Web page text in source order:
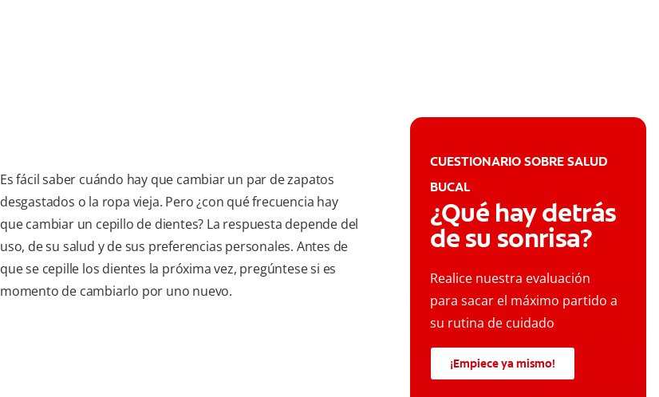
Es fácil saber cuándo hay que cambiar un par de zapatos
desgastados o la ropa vieja. Pero ¿con qué frecuencia hay
que cambiar un cepillo de dientes? La respuesta depende del
uso, de su salud y de sus preferencias personales. Antes de
que se cepille los dientes la próxima vez, pregúntese si es
momento de cambiarlo por uno nuevo.
CUESTIONARIO SOBRE SALUD
BUCAL
¿Qué hay detrás
de su sonrisa?
Realice nuestra evaluación
para sacar el máximo partido a
su rutina de cuidado
¡Empiece ya mismo!